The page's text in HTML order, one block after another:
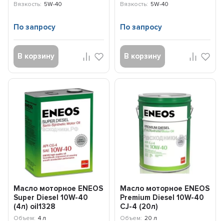
Вязкость: 5W-40
По запросу
В корзину
Вязкость: 5W-40
По запросу
В корзину
Масло моторное ENEOS
Super Diesel 10W-40
(4л) oil1328
Объем: 4 л
Масло моторное ENEOS
Premium Diesel 10W-40
CJ-4 (20л)
8809478942834
Объем: 20 л